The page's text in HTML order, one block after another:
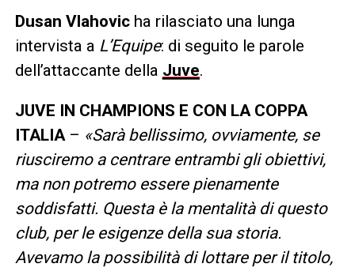
Dusan Vlahovicha rilasciato una lunga
intervista a L’Equipe: di seguito le parole
dell’attaccante della Juve.
JUVE IN CHAMPIONS E CON LA COPPA
ITALIA – «Sarà bellissimo, ovviamente, se
riusciremo a centrare entrambi gli obiettivi,
ma non potremo essere pienamente
soddisfatti. Questa è la mentalità di questo
club, per le esigenze della sua storia.
Avevamo la possibilità di lottare per il titolo,